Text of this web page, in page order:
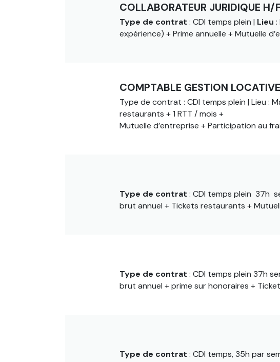
COLLABORATEUR JURIDIQUE H/F
Type de contrat : CDI temps plein | Lieu :
expérience) + Prime annuelle + Mutuelle
COMPTABLE GESTION
Type de contrat : CDI temps plein | Lieu :
restaurants + 1 RTT / mois +
Mutuelle d’entreprise + Participation au
Type de contrat : CDI temps plein 37h
brut annuel + Tickets restaurants +
Type de contrat : CDI temps plein 37h
brut annuel + prime sur honoraires +
Type de contrat : CDI temps, 35h par